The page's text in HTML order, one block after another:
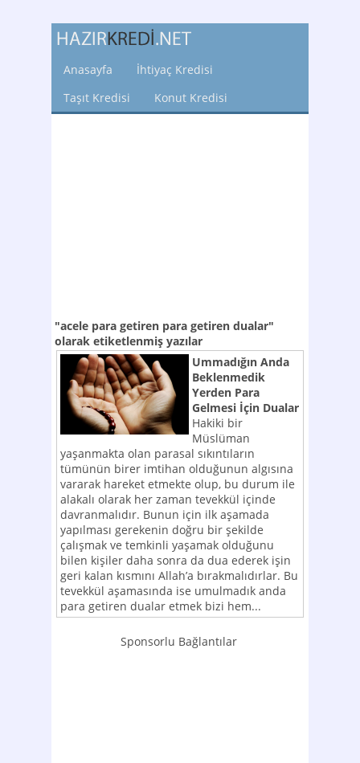
Anasayfa
İhtiyaç Kredisi
Taşıt Kredisi
Konut Kredisi
"acele para getiren para getiren dualar"
olarak etiketlenmiş yazılar
Ummadığın Anda
Beklenmedik
Yerden Para
Gelmesi İçin Dualar
Hakiki bir
Müslüman
yaşanmakta olan parasal sıkıntıların
tümünün birer imtihan olduğunun algısına
vararak hareket etmekte olup, bu durum ile
alakalı olarak her zaman tevekkül içinde
davranmalıdır. Bunun için ilk aşamada
yapılması gerekenin doğru bir şekilde
çalışmak ve temkinli yaşamak olduğunu
bilen kişiler daha sonra da dua ederek işin
geri kalan kısmını Allah’a bırakmalıdırlar. Bu
tevekkül aşamasında ise umulmadık anda
para getiren dualar etmek bizi hem...
Sponsorlu Bağlantılar